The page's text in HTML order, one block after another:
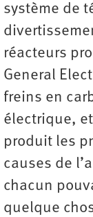
système de
réacteurs
General
freins en
électrique,
produit les
causes de
chacun
quelque